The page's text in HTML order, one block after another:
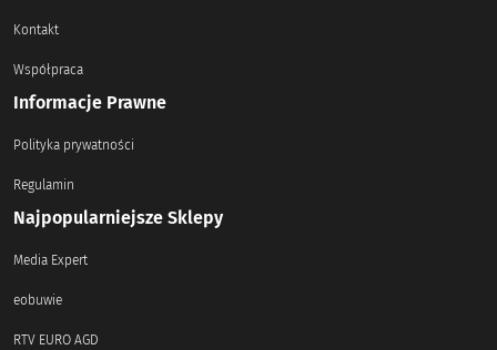
Kontakt
Współpraca
Informacje Prawne
Polityka prywatności
Regulamin
Najpopularniejsze Sklepy
Media Expert
eobuwie
RTV EURO AGD